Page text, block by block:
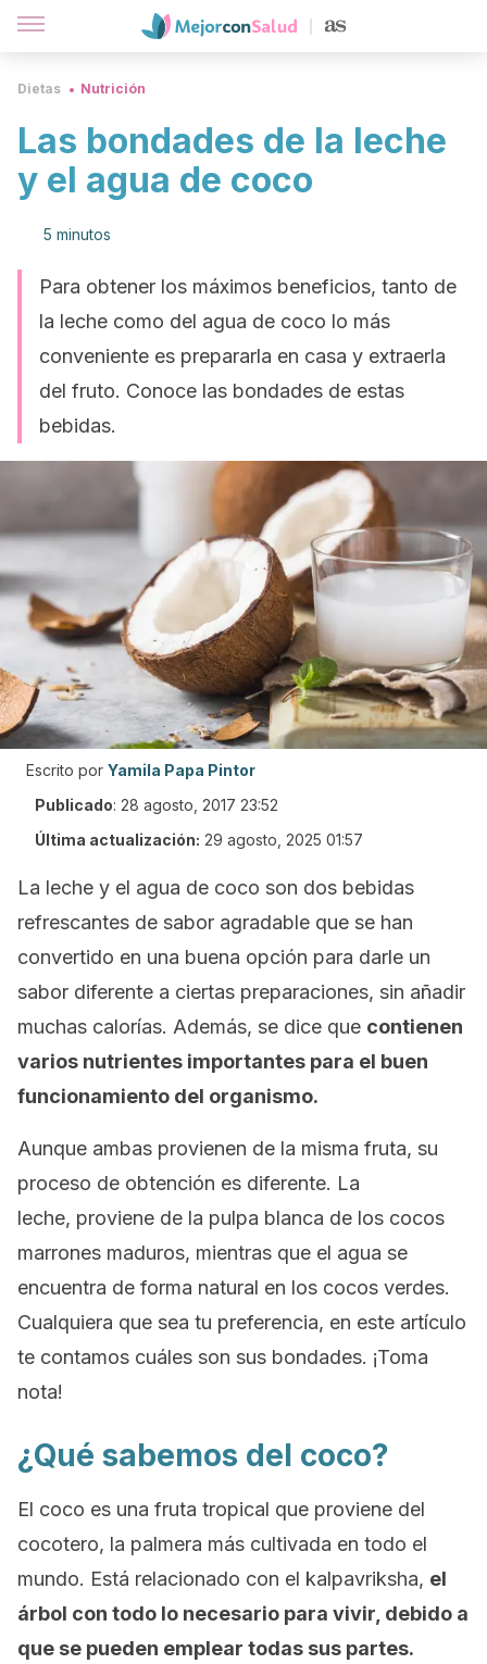
Dietas Nutrición
Las bondades de la leche
y el agua de coco
5 minutos
Para obtener los máximos beneficios, tanto de
la leche como del agua de coco lo más
conveniente es prepararla en casa y extraerla
del fruto. Conoce las bondades de estas
bebidas.
Escrito por Yamila Papa Pintor
Publicado: 28 agosto, 2017 23:52
Última actualización: 29 agosto, 2025 01:57
La leche y el agua de coco son dos bebidas
refrescantes de sabor agradable que se han
convertido en una buena opción para darle un
sabor diferente a ciertas preparaciones, sin añadir
muchas calorías. Además, se dice que contienen
varios nutrientes importantes para el buen
funcionamiento del organismo.
Aunque ambas provienen de la misma fruta, su
proceso de obtención es diferente. La
leche, proviene de la pulpa blanca de los cocos
marrones maduros, mientras que el agua se
encuentra de forma natural en los cocos verdes.
Cualquiera que sea tu preferencia, en este artículo
te contamos cuáles son sus bondades. ¡Toma
nota!
¿Qué sabemos del coco?
El coco es una fruta tropical que proviene del
cocotero, la palmera más cultivada en todo el
mundo. Está relacionado con el kalpavriksha, el
árbol con todo lo necesario para vivir, debido a
que se pueden emplear todas sus partes.